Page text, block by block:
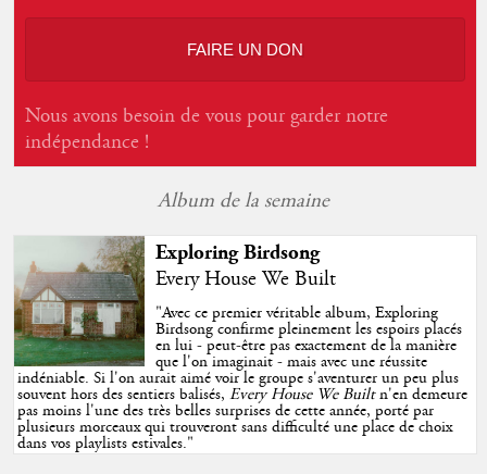
FAIRE UN DON
Nous avons besoin de vous pour garder notre
indépendance !
Album de la semaine
Exploring Birdsong
Every House We Built
"Avec ce premier véritable album, Exploring
Birdsong confirme pleinement les espoirs placés
en lui - peut-être pas exactement de la manière
que l'on imaginait - mais avec une réussite
indéniable. Si l'on aurait aimé voir le groupe s'aventurer un peu plus
souvent hors des sentiers balisés,Every House We Builtn'en demeure
pas moins l'une des très belles surprises de cette année, porté par
plusieurs morceaux qui trouveront sans difficulté une place de choix
dans vos playlists estivales."